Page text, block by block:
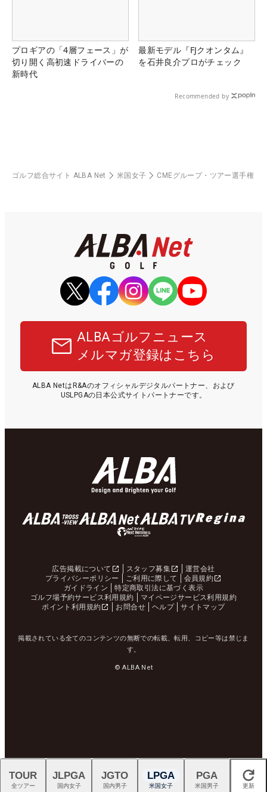
プロギアの「4層フェース」が
切り開く高初速ドライバーの
新時代
最新モデル『FJクオンタム』
を石井良介プロがチェック
Recommended by
ゴルフ総合サイト ALBA Net 米国女子 CMEグループ・ツアー選手権
ALBAゴルフニュース
メルマガ登録はこちら
ALBA NetはR&Aのオフィシャルデジタルパートナー、および
USLPGAの日本公式サイトパートナーです。
広告掲載について スタッフ募集
運営会社
プライバシーポリシー
ご利用に際して
会員規約
ガイドライン
特定商取引法に基づく表示
ゴルフ場予約サービス利用規約
マイページサービス利用規約
ポイント利用規約
お問合せ ヘルプ サイトマップ
掲載されている全てのコンテンツの無断での転載、転用、コピー等は禁じま
す。
© ALBA Net
閉じる
TOUR
全ツアー
JLPGA
国内女子
JGTO
国内男子
LPGA
米国女子
PGA
米国男子 更新